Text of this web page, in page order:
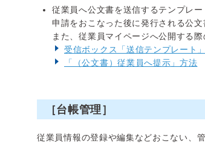
従業員へ公文書を送信するテンプレ
申請をおこなった後に発行される公
また、従業員マイページへ公開する
受信ボックス「送信テンプレート
「（公文書）従業員へ提示」方法
［台帳管理］
従業員情報の登録や編集などおこない、